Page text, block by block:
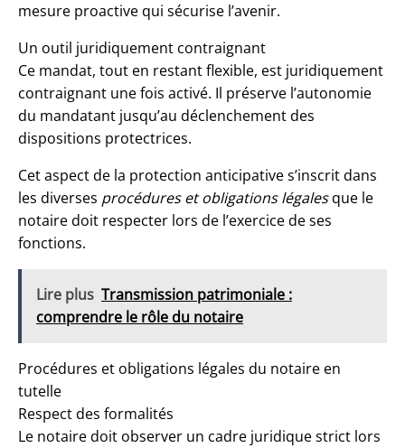
mesure proactive qui sécurise l’avenir.
Un outil juridiquement contraignant
Ce mandat, tout en restant flexible, est juridiquement
contraignant une fois activé. Il préserve l’autonomie
du mandatant jusqu’au déclenchement des
dispositions protectrices.
Cet aspect de la protection anticipative s’inscrit dans
les diverses procédures et obligations légalesque le
notaire doit respecter lors de l’exercice de ses
fonctions.
Lire plus Transmission patrimoniale :
comprendre le rôle du notaire
Procédures et obligations légales du notaire en
tutelle
Respect des formalités
Le notaire doit observer un cadre juridique strict lors